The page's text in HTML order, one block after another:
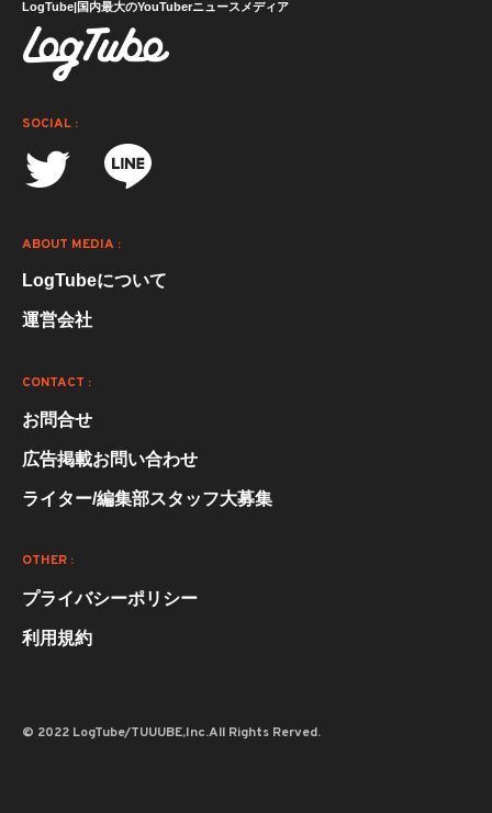
LogTube|国内最大のYouTuberニュースメディア
SOCIAL :
ABOUT MEDIA :
LogTubeについて
運営会社
CONTACT :
お問合せ
広告掲載お問い合わせ
ライター/編集部スタッフ大募集
OTHER :
プライバシーポリシー
利用規約
© 2022 LogTube/TUUUBE,Inc.All Rights Rerved.